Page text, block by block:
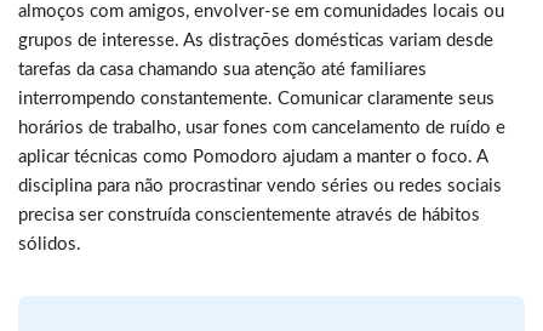
almoços com amigos, envolver-se em comunidades locais ou
grupos de interesse. As distrações domésticas variam desde
tarefas da casa chamando sua atenção até familiares
interrompendo constantemente. Comunicar claramente seus
horários de trabalho, usar fones com cancelamento de ruído e
aplicar técnicas como Pomodoro ajudam a manter o foco. A
disciplina para não procrastinar vendo séries ou redes sociais
precisa ser construída conscientemente através de hábitos
sólidos.